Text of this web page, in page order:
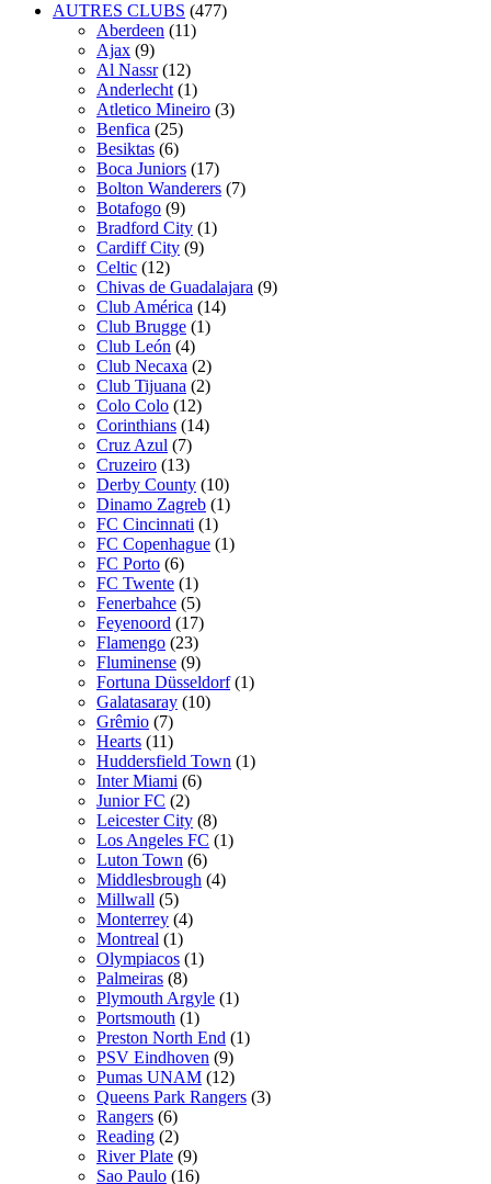
AUTRES CLUBS (477)
Aberdeen (11)
Ajax (9)
Al Nassr (12)
Anderlecht (1)
Atletico Mineiro (3)
Benfica (25)
Besiktas (6)
Boca Juniors (17)
Bolton Wanderers (7)
Botafogo (9)
Bradford City (1)
Cardiff City (9)
Celtic (12)
Chivas de Guadalajara (9)
Club América (14)
Club Brugge (1)
Club León (4)
Club Necaxa (2)
Club Tijuana (2)
Colo Colo (12)
Corinthians (14)
Cruz Azul (7)
Cruzeiro (13)
Derby County (10)
Dinamo Zagreb (1)
FC Cincinnati (1)
FC Copenhague (1)
FC Porto (6)
FC Twente (1)
Fenerbahce (5)
Feyenoord (17)
Flamengo (23)
Fluminense (9)
Fortuna Düsseldorf (1)
Galatasaray (10)
Grêmio (7)
Hearts (11)
Huddersfield Town (1)
Inter Miami (6)
Junior FC (2)
Leicester City (8)
Los Angeles FC (1)
Luton Town (6)
Middlesbrough (4)
Millwall (5)
Monterrey (4)
Montreal (1)
Olympiacos (1)
Palmeiras (8)
Plymouth Argyle (1)
Portsmouth (1)
Preston North End (1)
PSV Eindhoven (9)
Pumas UNAM (12)
Queens Park Rangers (3)
Rangers (6)
Reading (2)
River Plate (9)
Sao Paulo (16)